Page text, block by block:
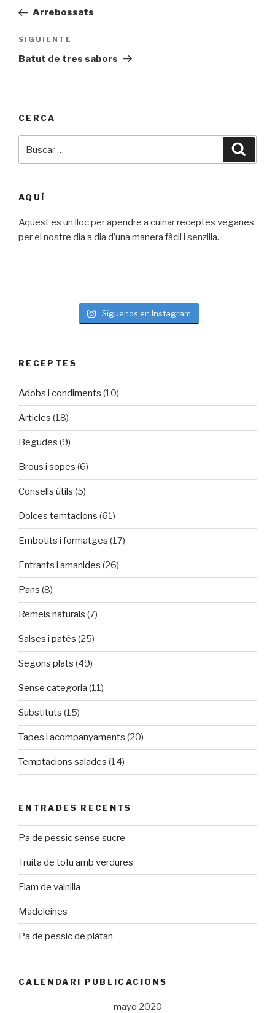
entradas
anterior:
Arrebossats
Siguiente
entrada
SIGUIENTE
Batut de tres sabors
CERCA
AQUÍ
Aquest es un lloc per apendre a cuinar receptes veganes
per el nostre dia a dia d’una manera fàcil i senzilla.
Síguenos en Instagram
RECEPTES
Adobs i condiments (10)
Articles (18)
Begudes (9)
Brous i sopes (6)
Consells útils (5)
Dolces temtacions (61)
Embotits i formatges (17)
Entrants i amanides (26)
Pans (8)
Remeis naturals (7)
Salses i patés (25)
Segons plats (49)
Sense categoria (11)
Substituts (15)
Tapes i acompanyaments (20)
Temptacions salades (14)
ENTRADES RECENTS
Pa de pessic sense sucre
Truita de tofu amb verdures
Flam de vainilla
Madeleines
Pa de pessic de plàtan
CALENDARI PUBLICACIONS
mayo 2020